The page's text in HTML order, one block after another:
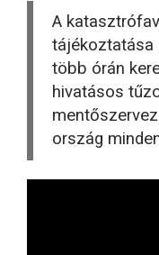
A
tájékoztatása
több órán
hivatásos
ország